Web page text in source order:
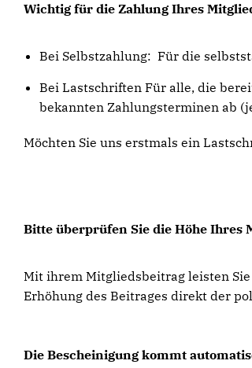
Wichtig für die Zahlung Ihres
Bei Selbstzahlung: Für die
Bei Lastschriften Für alle, die
bekannten Zahlungsterminen ab
Möchten Sie uns erstmals ein
Bitte überprüfen Sie die Höhe Ihres
Mit ihrem Mitgliedsbeitrag leisten
Erhöhung des Beitrages direkt der
Die Bescheinigung kommt